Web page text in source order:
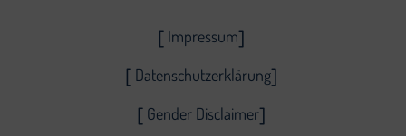
Impressum
Datenschutzerklärung
Gender Disclaimer